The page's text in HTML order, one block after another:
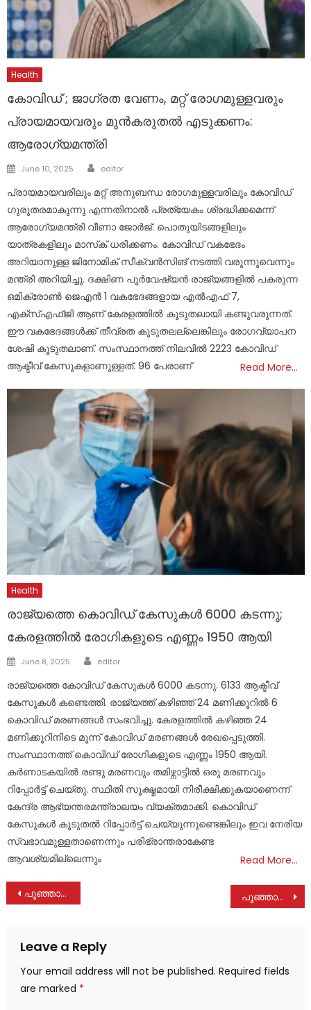
Health
കോവിഡ് ; ജാഗ്രത വേണം, മറ്റ് രോഗമുള്ളവരും
പ്രായമായവരും മുൻകരുതൽ എടുക്കണം:
ആരോഗ്യമന്ത്രി
Posted
June 10, 2025 Author
editor
പ്രായമായവരിലും മറ്റ് അനുബന്ധ രോഗമുള്ളവരിലും കോവിഡ്
ഗുരുതരമാകുന്നു എന്നതിനാല്‍ പ്രത്യേകം ശ്രദ്ധിക്കമെന്ന്
ആരോഗ്യമന്ത്രി വീണാ ജോര്‍ജ്. പൊതുയിടങ്ങളിലും
യാത്രകളിലും മാസ്‌ക് ധരിക്കണം. കോവിഡ് വകഭേദം
അറിയാനുള്ള ജിനോമിക് സീക്വന്‍സിങ് നടത്തി വരുന്നുവെന്നും
മന്ത്രി അറിയിച്ചു. ദക്ഷിണ പൂര്‍വേഷ്യന്‍ രാജ്യങ്ങളില്‍ പകരുന്ന
ഒമിക്രോണ്‍ ജെഎന്‍ 1 വകഭേദങ്ങളായ എല്‍എഫ് 7,
എക്‌സ്എഫ്ജി ആണ് കേരളത്തില്‍ കൂടുതലായി കണ്ടുവരുന്നത്.
ഈ വകഭേദങ്ങള്‍ക്ക് തീവ്രത കൂടുതലല്ലെങ്കിലും രോഗവ്യാപന
ശേഷി കൂടുതലാണ്. സംസ്ഥാനത്ത് നിലവില്‍ 2223 കോവിഡ്
ആക്ടീവ് കേസുകളാണുള്ളത്. 96 പേരാണ്
Read More…
Health
രാജ്യത്തെ കൊവിഡ് കേസുകൾ 6000 കടന്നു;
കേരളത്തിൽ രോഗികളുടെ എണ്ണം 1950 ആയി
Posted
June 8, 2025 Author
editor
രാജ്യത്തെ കോവിഡ് കേസുകൾ 6000 കടന്നു. 6133 ആക്ടീവ്
കേസുകൾ കണ്ടെത്തി. രാജ്യത്ത് കഴിഞ്ഞ് 24 മണിക്കൂറിൽ 6
കൊവിഡ് മരണങ്ങൾ സംഭവിച്ചു. കേരളത്തിൽ കഴിഞ്ഞ 24
മണിക്കൂറിനിടെ മൂന്ന് കോവിഡ് മരണങ്ങൾ രേഖപ്പെടുത്തി.
സംസ്ഥാനത്ത് കൊവിഡ് രോഗികളുടെ എണ്ണം 1950 ആയി.
കർണാടകയിൽ രണ്ടു മരണവും തമിഴ്നാട്ടിൽ ഒരു മരണവും
റിപ്പോർട്ട് ചെയ്തു. സ്ഥിതി സൂക്ഷ്മമായി നിരീക്ഷിക്കുകയാണെന്ന്
കേന്ദ്ര ആഭ്യന്തരമന്ത്രാലയം വ്യക്തമാക്കി. കൊവിഡ്
കേസുകൾ കൂടുതൽ റിപ്പോർട്ട് ചെയ്യുന്നുണ്ടെങ്കിലും ഇവ നേരിയ
സ്വഭാവമുള്ളതാണെന്നും പരിഭ്രാന്തരാകേണ്ട
ആവശ്യമില്ലെന്നും
Read More…
Post
പൂഞ്ഞാർ പള്ളി വിഷയം: മന്ത്രിയുടെ അദ്ധ്യക്ഷതയിൽ തർക്കങ്ങളില്ലാതെ സമാധാനയോഗം പൂഞ്ഞാർ ഗവൺമെന്റ് എൽ. പി. സ്‌കൂളിന് പുതിയ കെട്ടിടം ഒരുങ്ങുന്നു
Leave a Reply
Your email address will not be published. Required fields
are marked *